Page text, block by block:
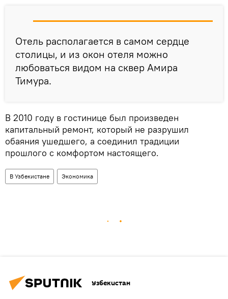
Отель располагается в самом сердце
столицы, и из окон отеля можно
любоваться видом на сквер Амира
Тимура.
В 2010 году в гостинице был произведен
капитальный ремонт, который не разрушил
обаяния ушедшего, а соединил традиции
прошлого с комфортом настоящего.
В Узбекистане Экономика
Узбекистан